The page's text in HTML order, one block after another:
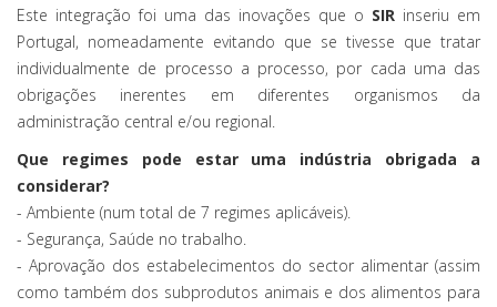
Este integração foi uma das inovações que o SIR inseriu em
Portugal, nomeadamente evitando que se tivesse que tratar
individualmente de processo a processo, por cada uma das
obrigações inerentes em diferentes organismos da
administração central e/ou regional.
Que regimes pode estar uma indústria obrigada a
considerar?
- Ambiente (num total de 7 regimes aplicáveis).
- Segurança, Saúde no trabalho.
- Aprovação dos estabelecimentos do sector alimentar (assim
como também dos subprodutos animais e dos alimentos para